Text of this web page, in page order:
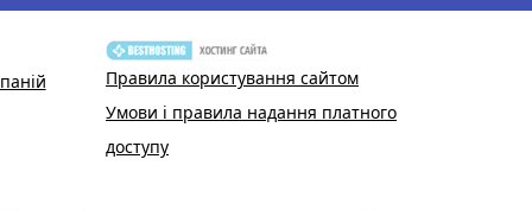
Правила користування сайтом
Умови і правила надання платного
доступу